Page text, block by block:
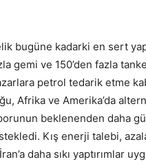
bugüne kadarki en sert
gemi ve 150’den fazla
petrol tedarik etme
Afrika ve Amerika’da
beklenenden daha
Kış enerji talebi,
daha sıkı yaptırımlar